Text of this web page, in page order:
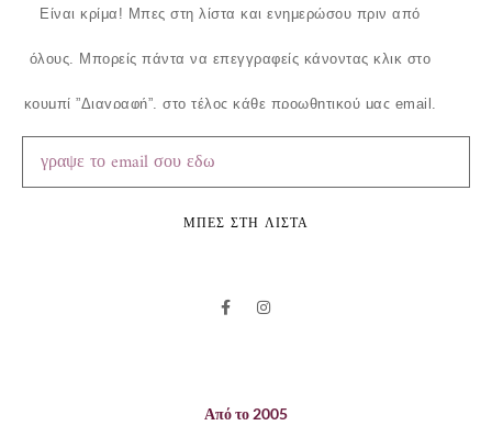
Είναι κρίμα! Μπες στη λίστα και ενημερώσου πριν από
όλους. Μπορείς πάντα να επεγγραφείς κάνοντας κλικ στο
κουμπί ”Διαγραφή”, στο τέλος κάθε προωθητικού μας email.
ΜΠΕΣ ΣΤΗ ΛΙΣΤΑ
Από το 2005